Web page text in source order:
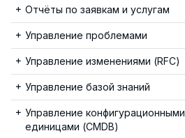
Отчёты по заявкам и услугам
Управление проблемами
Управление изменениями (RFC)
Управление базой знаний
Управление конфигурационными
единицами (CMDB)